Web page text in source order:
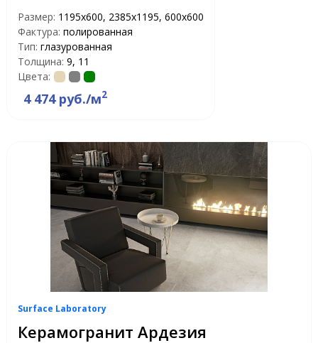
Размер: 1195х600, 2385х1195, 600х600
Фактура: полированная
Тип: глазурованная
Толщина: 9, 11
Цвета:
4 474 руб./м2
Surface Laboratory
Керамогранит Ардезия